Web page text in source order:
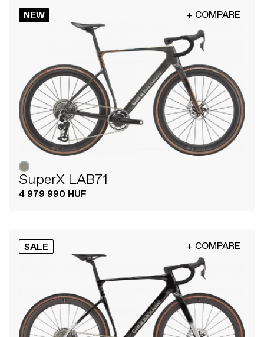
NEW + COMPARE
SuperX LAB71
4 979 990 HUF
SALE + COMPARE